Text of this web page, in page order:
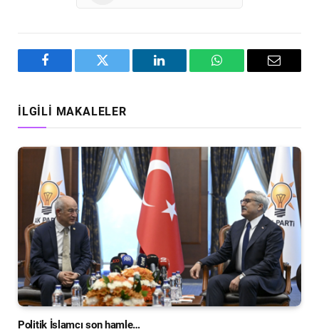
Facebook Twitter LinkedIn WhatsAppEmail
İLGILI MAKALELER
Politik İslamcı son hamle…